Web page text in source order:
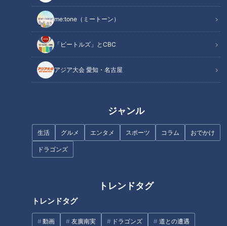
me:tone（ミートーン）
「ビートルズ」とCBC
アジア大会 愛知・名古屋
ジャンル
生活 グルメ エンタメ スポーツ コラム おでかけ
ドラゴンズ
トレンドタグ
トレンドタグ
動画 友廣南実 ドラゴンズ 道との遭遇
この記事を見たあなたへのおすすめ
『四日市中央工業高校』ウエイ
トリフティング部でマヂラブ、
超高校級・怪力兄弟に出会う！
文化部』！地域の伝統芸能を守
るための部活を“マヂラブ”がリ
他にはない焼き物の学校…伝統
【リアルな高校生活】全国優勝